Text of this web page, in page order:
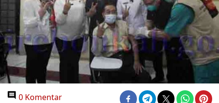
0 Komentar